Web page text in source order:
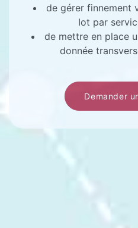
de gérer finnement
Iot par
de mettre en place
donnée
Demander